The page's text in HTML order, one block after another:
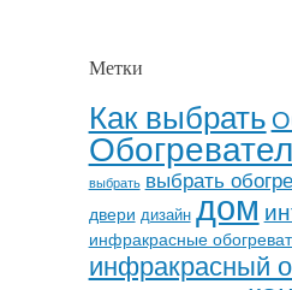
Метки
Как выбрать
выбрать выбрать
двери дизайн дом
инфракрасные
инфракрасный